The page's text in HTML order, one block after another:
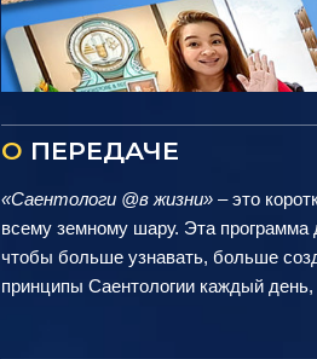
О ПЕРЕДАЧЕ
«Саентологи @в жизни» – это
всему земному шару. Эта программа
чтобы больше узнавать, больше
принципы Саентологии каждый